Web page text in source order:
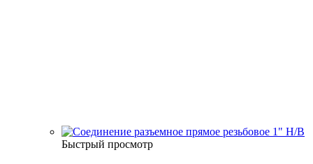
Быстрый просмотр